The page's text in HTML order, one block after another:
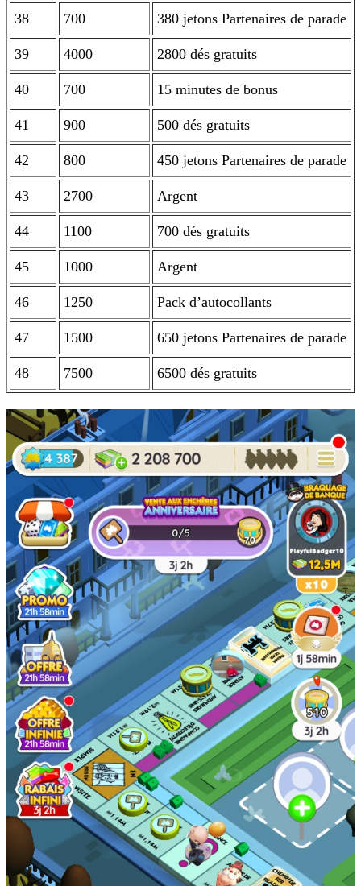
38 700 380 jetons Partenaires de parade
39 4000 2800 dés gratuits
40 700 15 minutes de bonus
41 900 500 dés gratuits
42 800 450 jetons Partenaires de parade
43 2700 Argent
44 1100 700 dés gratuits
45 1000 Argent
46 1250 Pack d’autocollants
47 1500 650 jetons Partenaires de parade
48 7500 6500 dés gratuits